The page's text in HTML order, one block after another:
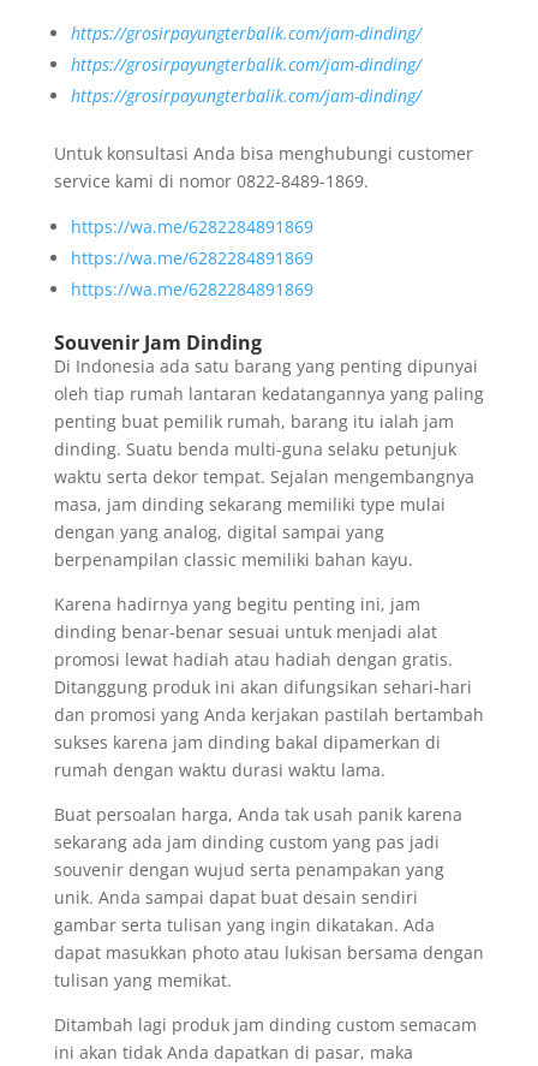
https://grosirpayungterbalik.com/jam-dinding/
https://grosirpayungterbalik.com/jam-dinding/
https://grosirpayungterbalik.com/jam-dinding/
Untuk konsultasi Anda bisa menghubungi customer
service kami di nomor 0822-8489-1869.
https://wa.me/6282284891869
https://wa.me/6282284891869
https://wa.me/6282284891869
Souvenir Jam Dinding
Di Indonesia ada satu barang yang penting dipunyai
oleh tiap rumah lantaran kedatangannya yang paling
penting buat pemilik rumah, barang itu ialah jam
dinding. Suatu benda multi-guna selaku petunjuk
waktu serta dekor tempat. Sejalan mengembangnya
masa, jam dinding sekarang memiliki type mulai
dengan yang analog, digital sampai yang
berpenampilan classic memiliki bahan kayu.
Karena hadirnya yang begitu penting ini, jam
dinding benar-benar sesuai untuk menjadi alat
promosi lewat hadiah atau hadiah dengan gratis.
Ditanggung produk ini akan difungsikan sehari-hari
dan promosi yang Anda kerjakan pastilah bertambah
sukses karena jam dinding bakal dipamerkan di
rumah dengan waktu durasi waktu lama.
Buat persoalan harga, Anda tak usah panik karena
sekarang ada jam dinding custom yang pas jadi
souvenir dengan wujud serta penampakan yang
unik. Anda sampai dapat buat desain sendiri
gambar serta tulisan yang ingin dikatakan. Ada
dapat masukkan photo atau lukisan bersama dengan
tulisan yang memikat.
Ditambah lagi produk jam dinding custom semacam
ini akan tidak Anda dapatkan di pasar, maka